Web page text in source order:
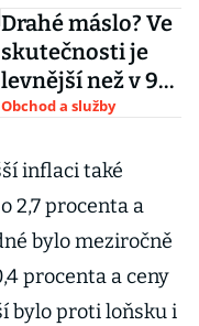
Drahé máslo? Ve
skutečnosti je
levnější než v 90.
letech, říká
Obchod a služby
inflaci také
2,7 procenta a
bylo meziročně
procenta a ceny
bylo proti loňsku i